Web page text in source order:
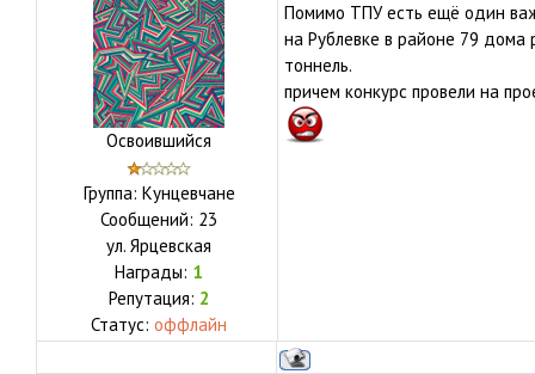
Освоившийся
Группа: Кунцевчане
Сообщений: 23
ул. Ярцевская
Награды: 1
Репутация: 2
Статус: оффлайн
Помимо ТПУ есть ещё один
на Рублевке в районе 79 дома
тоннель.
причем конкурс провели на